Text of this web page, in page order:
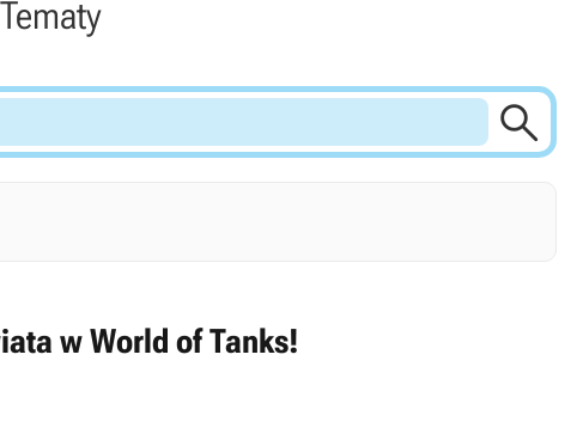
Tematy

w World of Tanks!